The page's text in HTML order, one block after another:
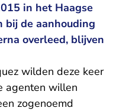
in het Haagse
bij de aanhouding
overleed, blijven
wilden deze keer
agenten willen
zogenoemd